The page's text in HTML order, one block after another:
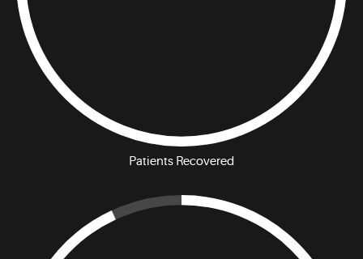
Patients Recovered